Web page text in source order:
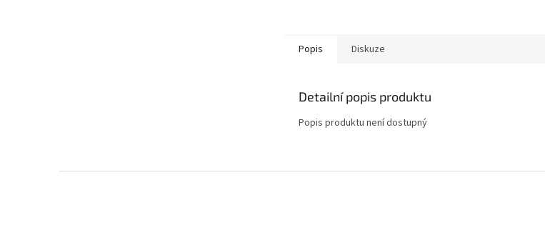
Popis Diskuze
Detailní popis produktu
Popis produktu není dostupný